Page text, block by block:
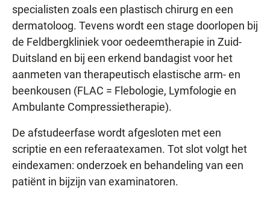
specialisten zoals een plastisch chirurg en een
dermatoloog. Tevens wordt een stage doorlopen bij
de Feldbergkliniek voor oedeemtherapie in Zuid-
Duitsland en bij een erkend bandagist voor het
aanmeten van therapeutisch elastische arm- en
beenkousen (FLAC = Flebologie, Lymfologie en
Ambulante Compressietherapie).
De afstudeerfase wordt afgesloten met een
scriptie en een referaatexamen. Tot slot volgt het
eindexamen: onderzoek en behandeling van een
patiënt in bijzijn van examinatoren.